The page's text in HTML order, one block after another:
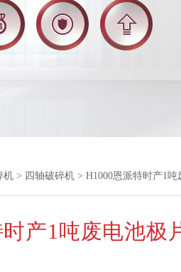
机 > 四轴破碎机 > H1000恩派特时产1
产1吨废电池极